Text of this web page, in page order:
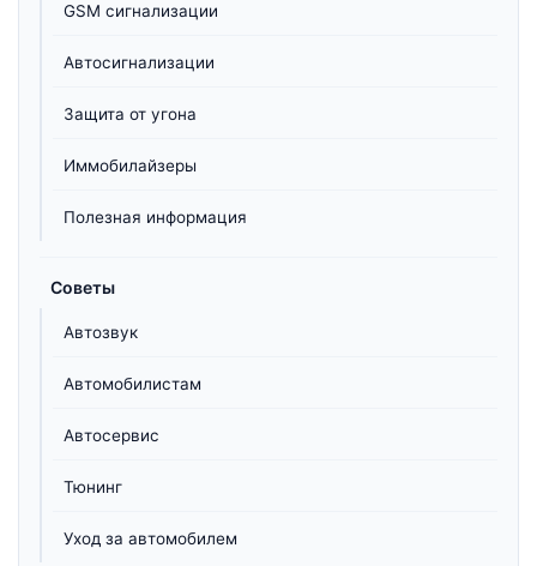
GSM сигнализации
Автосигнализации
Защита от угона
Иммобилайзеры
Полезная информация
Советы
Автозвук
Автомобилистам
Автосервис
Тюнинг
Уход за автомобилем